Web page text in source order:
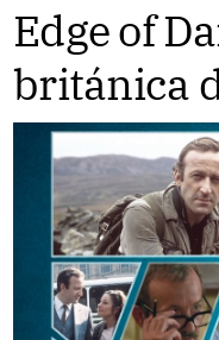
Edge of
británica